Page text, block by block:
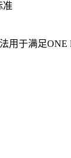
准
于满足ONE